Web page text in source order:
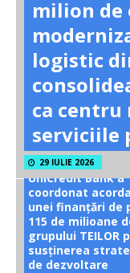
milion de
logistic
ca
serviciile
29 IULIE 2026
UniCredit Bank a
coordonat
unei finanțări de
115 de milioane
grupului TEILOR
susținerea
de dezvoltare